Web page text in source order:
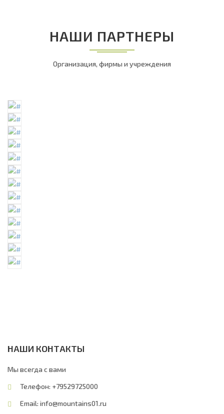
НАШИ ПАРТНЕРЫ
Организация, фирмы и учреждения
НАШИ КОНТАКТЫ
Мы всегда с вами
Телефон: +79529725000
Email: info@mountains01.ru